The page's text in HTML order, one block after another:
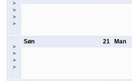
>
>
>
>
>
>
>
>
21
Søn Man